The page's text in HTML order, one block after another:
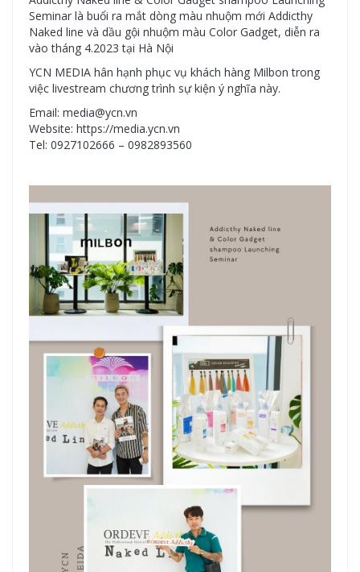
Seminar là buổi ra mắt dòng màu nhuộm mới Addicthy
Naked line và dầu gội nhuộm màu Color Gadget, diễn ra
vào tháng 4.2023 tại Hà Nội
YCN MEDIA hân hạnh phục vụ khách hàng Milbon trong
việc livestream chương trình sự kiện ý nghĩa này.
Email: media@ycn.vn
Website: https://media.ycn.vn
Tel: 0927102666 – 0982893560